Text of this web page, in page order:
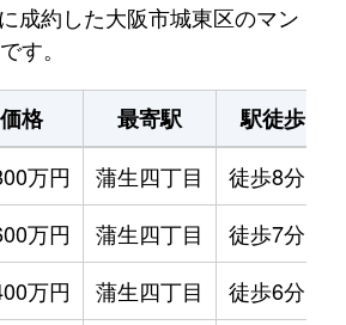
成約した大阪市城東区のマン
す。
価格 最寄駅 駅徒歩
万円 蒲生四丁目 徒歩8分
万円 蒲生四丁目 徒歩7分
万円 蒲生四丁目 徒歩6分